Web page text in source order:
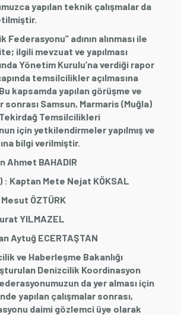
yapılan teknik çalışmalar da
Federasyonu” adının alınması ile
ilgili mevzuat ve yapılması
Yönetim Kurulu’na verdiği rapor
temsilcilikler açılmasına
kapsamda yapılan görüşme ve
Samsun, Marmaris (Muğla)
Temsilcilikleri
için yetkilendirmeler yapılmış ve
bilgi verilmiştir.
Ahmet BAHADIR
: Kaptan Mete Nejat KÖKSAL
ÖZTÜRK
YILMAZEL
Aytuğ ECERTAŞTAN
ve Haberleşme Bakanlığı
Denizcilik Koordinasyon
da yer alması için
yapılan çalışmalar sonrası,
daimi gözlemci üye olarak